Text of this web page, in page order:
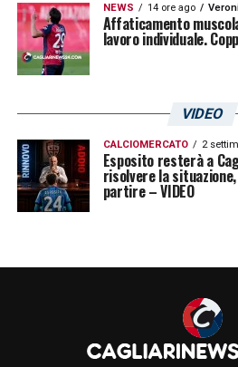
NEWS 14 ore ago
Affaticamento
lavoro individuale.
VIDEO
CALCIOMERCATO 2
Esposito resterà a
risolvere la
partire – VIDEO